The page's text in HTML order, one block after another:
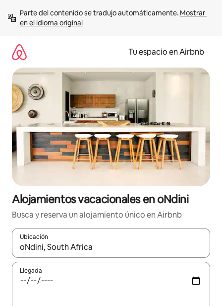
contenido
Parte del contenido se tradujo automáticamente. Mostrar
en el idioma original
Tu espacio en Airbnb
Alojamientos vacacionales en oNdini
Busca y reserva un alojamiento único en Airbnb
Ubicación
Cuando los resultados estén disponibles, podrás navegar
Llegada